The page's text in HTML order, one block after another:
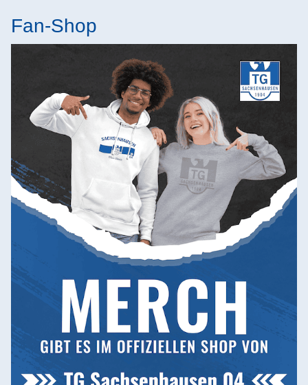
Fan-Shop